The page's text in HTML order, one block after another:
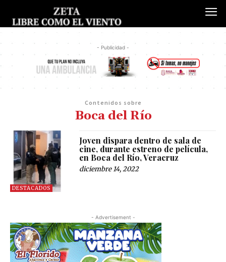
- Publicidad -
Contenidos sobre
Boca del Río
DESTACADOS
Joven dispara dentro de sala de
cine, durante estreno de película,
en Boca del Río, Veracruz
diciembre 14, 2022
- Advertisement -